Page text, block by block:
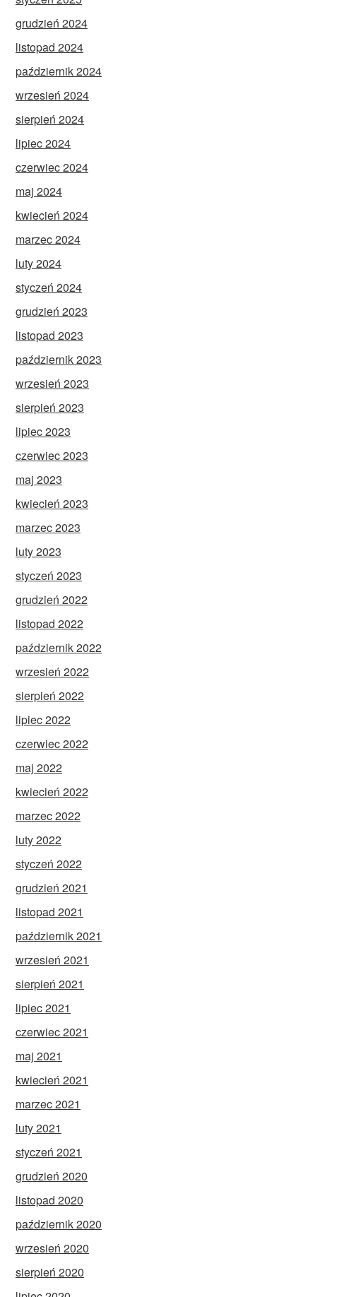
grudzień 2024
listopad 2024
październik 2024
wrzesień 2024
sierpień 2024
lipiec 2024
czerwiec 2024
maj 2024
kwiecień 2024
marzec 2024
luty 2024
styczeń 2024
grudzień 2023
listopad 2023
październik 2023
wrzesień 2023
sierpień 2023
lipiec 2023
czerwiec 2023
maj 2023
kwiecień 2023
marzec 2023
luty 2023
styczeń 2023
grudzień 2022
listopad 2022
październik 2022
wrzesień 2022
sierpień 2022
lipiec 2022
czerwiec 2022
maj 2022
kwiecień 2022
marzec 2022
luty 2022
styczeń 2022
grudzień 2021
listopad 2021
październik 2021
wrzesień 2021
sierpień 2021
lipiec 2021
czerwiec 2021
maj 2021
kwiecień 2021
marzec 2021
luty 2021
styczeń 2021
grudzień 2020
listopad 2020
październik 2020
wrzesień 2020
sierpień 2020